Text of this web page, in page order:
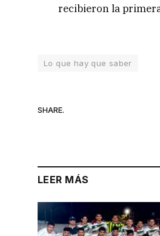
recibieron la
Lo que hay que saber
SHARE.
LEER MÁS